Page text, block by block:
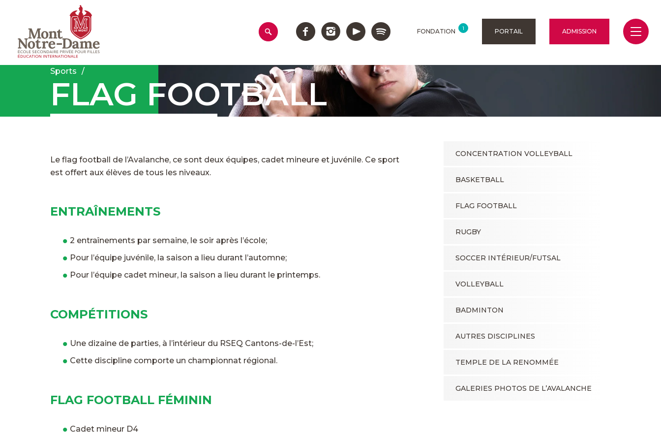
FONDATION 1 PORTAIL ADMISSION
Sports
FLAG FOOTBALL
Le flag football de l’Avalanche, ce sont deux équipes, cadet mineure et juvénile. Ce sport
est offert aux élèves de tous les niveaux.
ENTRAÎNEMENTS
2 entraînements par semaine, le soir après l’école;
Pour l’équipe juvénile, la saison a lieu durant l’automne;
Pour l’équipe cadet mineur, la saison a lieu durant le printemps.
COMPÉTITIONS
Une dizaine de parties, à l’intérieur du RSEQ Cantons-de-l’Est;
Cette discipline comporte un championnat régional.
FLAG FOOTBALL FÉMININ
Cadet mineur D4
CONCENTRATION VOLLEYBALL
BASKETBALL
FLAG FOOTBALL
RUGBY
SOCCER INTÉRIEUR/FUTSAL
VOLLEYBALL
BADMINTON
AUTRES DISCIPLINES
TEMPLE DE LA RENOMMÉE
GALERIES PHOTOS DE L’AVALANCHE